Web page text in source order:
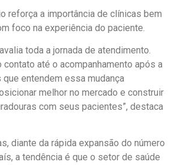
reforça a importância de clínicas bem
foco na experiência do paciente.
toda a jornada de atendimento.
até o acompanhamento após a
que entendem essa mudança
melhor no mercado e construir
com seus pacientes”, destaca
diante da rápida expansão do número
a tendência é que o setor de saúde